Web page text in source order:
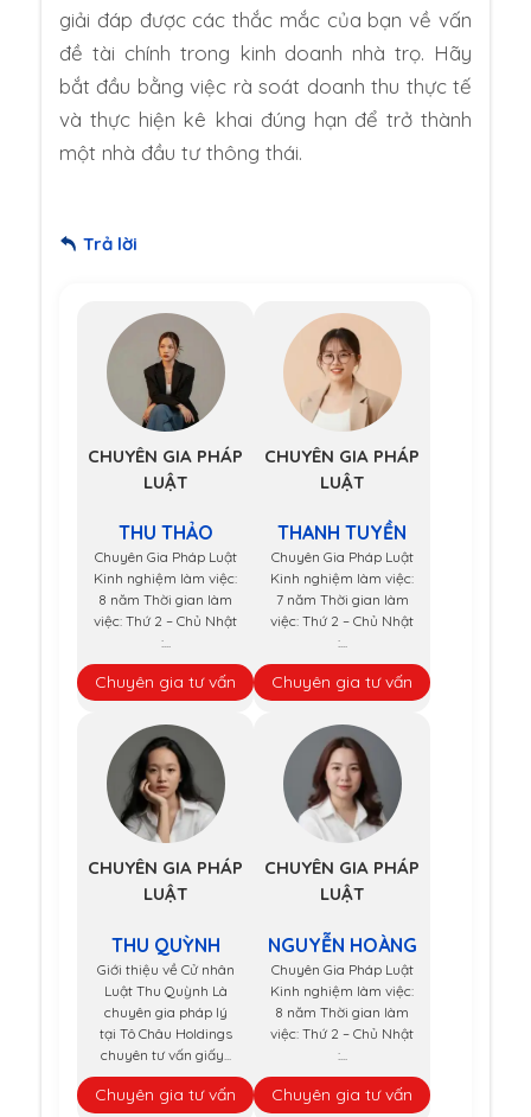
giải đáp được các thắc mắc của bạn về vấn
đề tài chính trong kinh doanh nhà trọ. Hãy
bắt đầu bằng việc rà soát doanh thu thực tế
và thực hiện kê khai đúng hạn để trở thành
một nhà đầu tư thông thái.
Trả lời
CHUYÊN GIA PHÁP
LUẬT
THU THẢO
Chuyên Gia Pháp Luật
Kinh nghiệm làm việc:
8 năm Thời gian làm
việc: Thứ 2 – Chủ Nhật
:...
Chuyên gia tư vấn
CHUYÊN GIA PHÁP
LUẬT
THANH TUYỀN
Chuyên Gia Pháp Luật
Kinh nghiệm làm việc:
7 năm Thời gian làm
việc: Thứ 2 – Chủ Nhật
:...
Chuyên gia tư vấn
CHUYÊN GIA PHÁP
LUẬT
THU QUỲNH
Giới thiệu về Cử nhân
Luật Thu Quỳnh Là
chuyên gia pháp lý
tại Tô Châu Holdings
chuyên tư vấn giấy...
Chuyên gia tư vấn
CHUYÊN GIA PHÁP
LUẬT
NGUYỄN HOÀNG
Chuyên Gia Pháp Luật
Kinh nghiệm làm việc:
8 năm Thời gian làm
việc: Thứ 2 – Chủ Nhật
:...
Chuyên gia tư vấn